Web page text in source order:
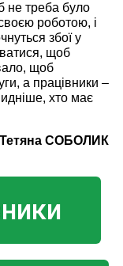
не треба було
роботою, і
збої у
щоб
щоб
а працівники –
хто має
СОБОЛИК